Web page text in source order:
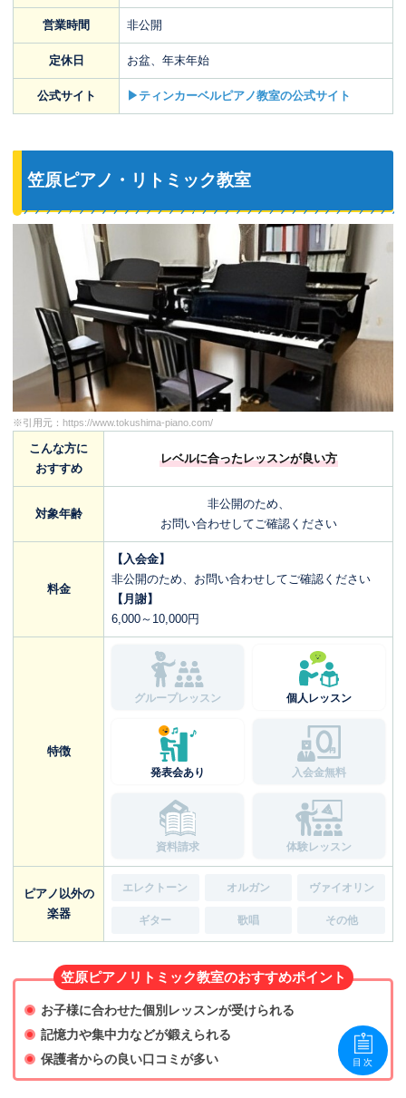
営業時間 非公開
定休日 お盆、年末年始
公式サイト ▶ティンカーベルピアノ教室の公式サイト
笠原ピアノ・リトミック教室
※引用元： https://www.tokushima-piano.com/
こんな方に
おすすめ
レベルに合ったレッスンが良い方
対象年齢
非公開のため、
お問い合わせしてご確認ください
料金
【入会金】
非公開のため、お問い合わせしてご確認ください
【月謝】
6,000～10,000円
特徴
グループレッスン 個人レッスン
発表会あり 入会金無料
資料請求 体験レッスン
ピアノ以外の
楽器
エレクトーン オルガン ヴァイオリン
ギター 歌唱 その他
笠原ピアノリトミック教室のおすすめポイント
お子様に合わせた個別レッスンが受けられる
記憶力や集中力などが鍛えられる
保護者からの良い口コミが多い
目次